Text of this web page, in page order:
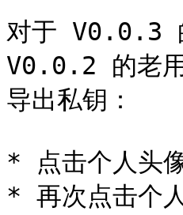
对于 V0.0.3
V0.0.2 的老
导出私钥：
* 点击个人
* 再次点击个